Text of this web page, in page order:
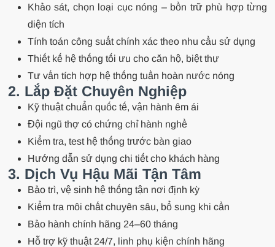
Khảo sát, chọn loại cục nóng – bồn trữ phù hợp từng
diện tích
Tính toán công suất chính xác theo nhu cầu sử dụng
Thiết kế hệ thống tối ưu cho căn hộ, biệt thự
Tư vấn tích hợp hệ thống tuần hoàn nước nóng
2. Lắp Đặt Chuyên Nghiệp
Kỹ thuật chuẩn quốc tế, vận hành êm ái
Đội ngũ thợ có chứng chỉ hành nghề
Kiểm tra, test hệ thống trước bàn giao
Hướng dẫn sử dụng chi tiết cho khách hàng
3. Dịch Vụ Hậu Mãi Tận Tâm
Bảo trì, vệ sinh hệ thống tận nơi định kỳ
Kiểm tra môi chất chuyên sâu, bổ sung khi cần
Bảo hành chính hãng 24–60 tháng
Hỗ trợ kỹ thuật 24/7, linh phụ kiện chính hãng